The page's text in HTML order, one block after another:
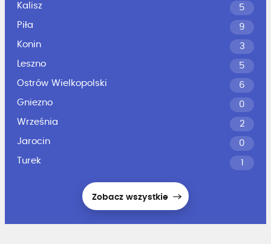
Kalisz
5
Piła
9
Konin
3
Leszno
5
Ostrów Wielkopolski
6
Gniezno
0
Września
2
Jarocin
0
Turek
1
Zobacz wszystkie